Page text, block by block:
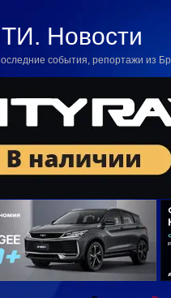
Новости
события, репортажи из